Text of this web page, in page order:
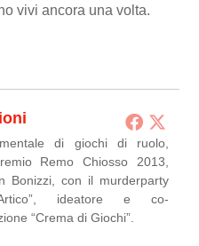
vivi ancora una volta.
di giochi di ruolo,
Remo Chiosso 2013,
Bonizzi, con il murderparty
ideatore e co-
“Crema di Giochi”.